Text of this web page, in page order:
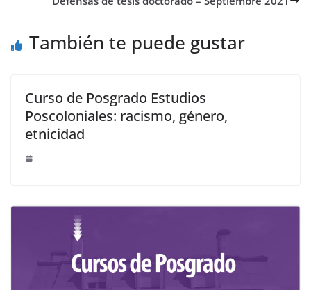
También te puede gustar
Curso de Posgrado Estudios
Poscoloniales: racismo, género,
etnicidad